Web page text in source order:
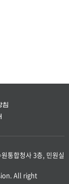
침
통합청사 3층, 민원실
All right